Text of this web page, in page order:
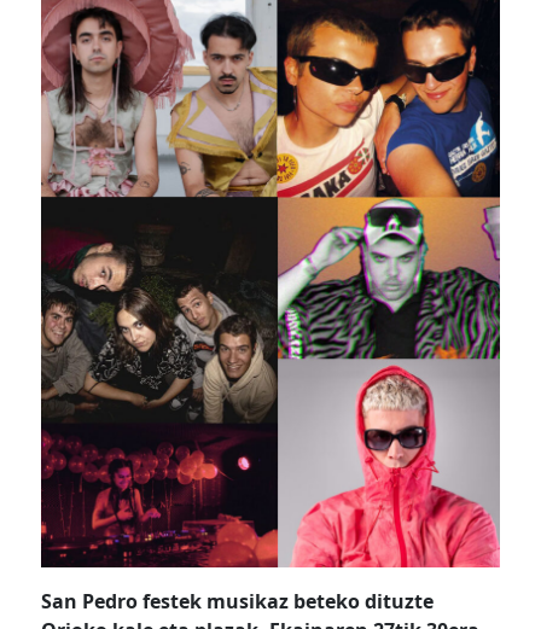
San Pedro festek musikaz beteko dituzte